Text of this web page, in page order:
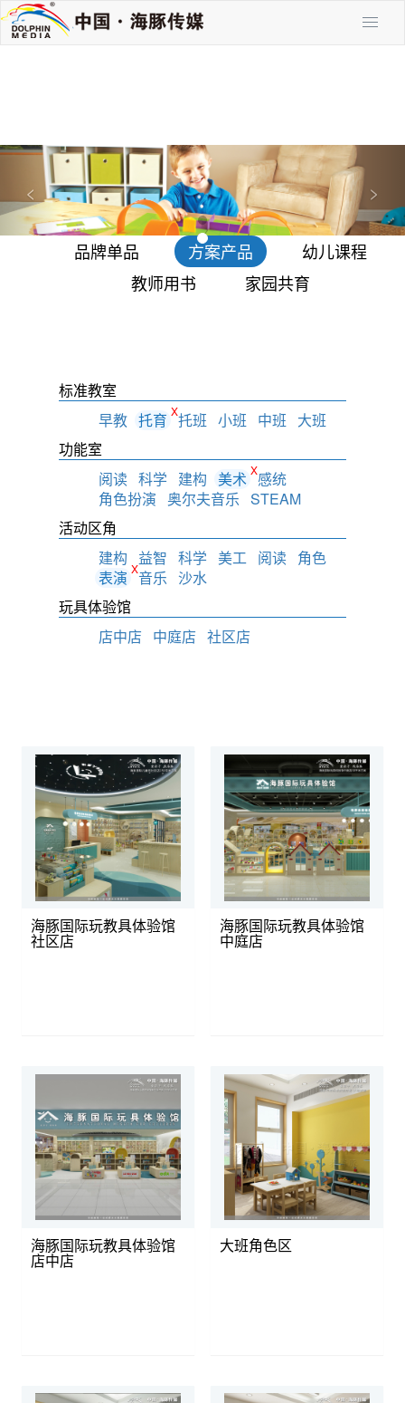
<
P
e
v
>
x
t
品牌单品 方案产品
幼儿课程
教师用书
家园共育
标准教室
早教 托育 X托班 小班 中班
大班
功能室
阅读 科学 建构 美术 X感统
角色扮演
奥尔夫音乐 STEAM
活动区角
建构
益智 科学 美工 阅读 角色
表演 X音乐 沙水
玩具体验馆
店中店
中庭店 社区店
海豚国际玩教具体验馆
社区店
海豚国际玩教具体验馆
中庭店
海豚国际玩教具体验馆
店中店
大班角色区